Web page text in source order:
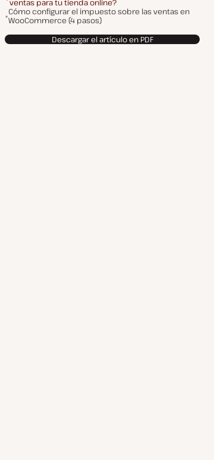
ventas para tu tienda online?
Cómo configurar el impuesto sobre las ventas en
WooCommerce (4 pasos)
Descargar el artículo en PDF